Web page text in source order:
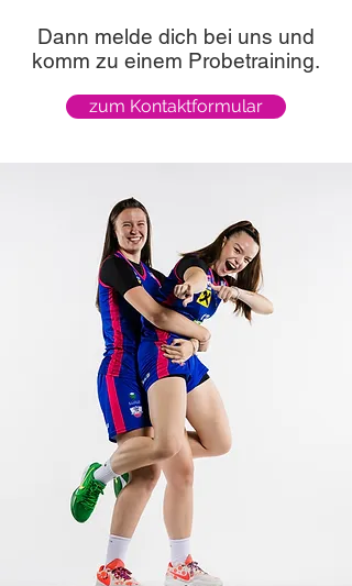
Dann melde dich bei uns und
komm zu einem Probetraining.
zum Kontaktformular